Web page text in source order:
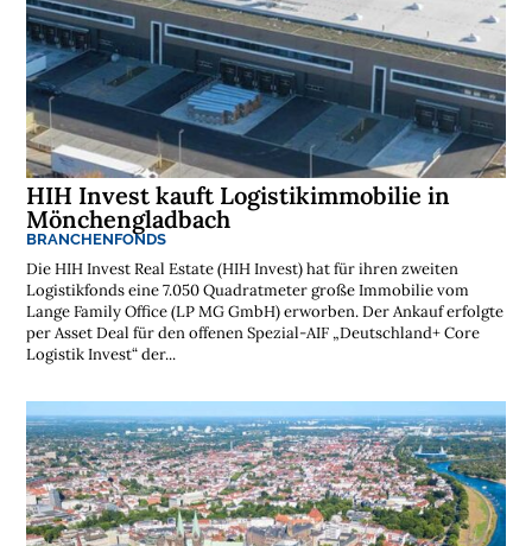
HIH Invest kauft Logistikimmobilie in
Mönchengladbach
BRANCHENFONDS
Die HIH Invest Real Estate (HIH Invest) hat für ihren zweiten
Logistikfonds eine 7.050 Quadratmeter große Immobilie vom
Lange Family Office (LP MG GmbH) erworben. Der Ankauf erfolgte
per Asset Deal für den offenen Spezial-AIF „Deutschland+ Core
Logistik Invest“ der...